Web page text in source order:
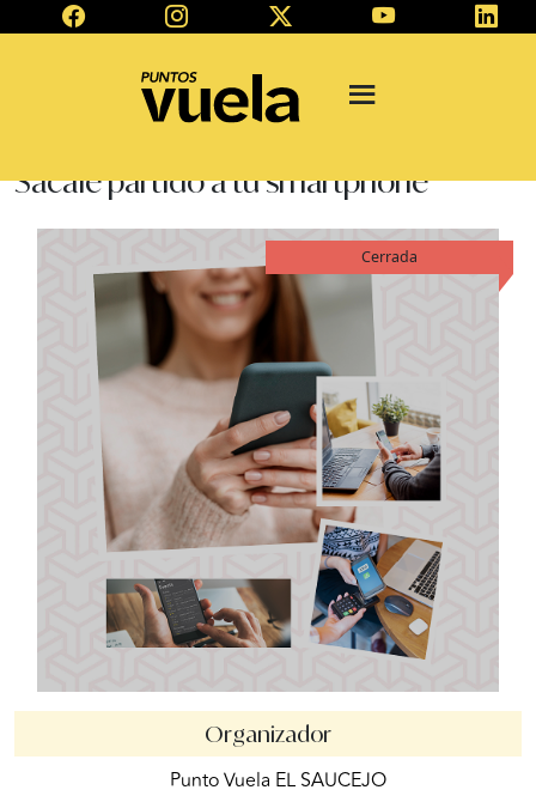
Sácale partido a tu smartphone
Cerrada
Organizador
Punto Vuela EL SAUCEJO